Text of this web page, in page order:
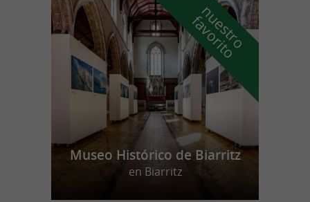
n
u
e
s
t
r
o
f
a
v
o
r
i
t
o
Museo Histórico de Biarritz
en Biarritz